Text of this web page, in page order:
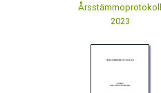
Årsstämmoprotokoll
2023